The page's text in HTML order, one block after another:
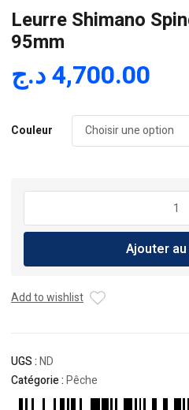
Leurre Shimano
95mm
4,700.00د.ج
Couleur
Leurre
Spindrift
Boost
Ajouter
Add to wishlist
UGS :ND
Catégorie :Pêche